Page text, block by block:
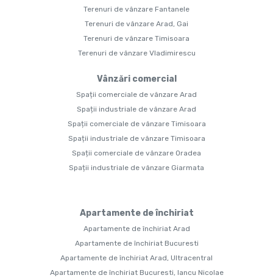
Terenuri de vânzare Fantanele
Terenuri de vânzare Arad, Gai
Terenuri de vânzare Timisoara
Terenuri de vânzare Vladimirescu
Vânzări comercial
Spații comerciale de vânzare Arad
Spații industriale de vânzare Arad
Spații comerciale de vânzare Timisoara
Spații industriale de vânzare Timisoara
Spații comerciale de vânzare Oradea
Spații industriale de vânzare Giarmata
Apartamente de închiriat
Apartamente de închiriat Arad
Apartamente de închiriat Bucuresti
Apartamente de închiriat Arad, Ultracentral
Apartamente de închiriat Bucuresti, Iancu Nicolae